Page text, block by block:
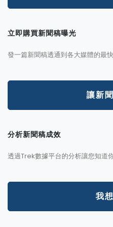
立即購買新聞稿曝光
發一篇新聞稿透通到各大媒體的最
讓新
分析新聞稿成效
透過Trek數據平台的分析讓您知道
我